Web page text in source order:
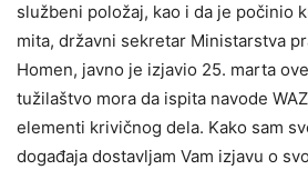
službeni položaj, kao i da je počinio
mita, državni sekretar Ministarstva
Homen, javno je izjavio 25. marta
tužilaštvo mora da ispita navode
elementi krivičnog dela. Kako sam
događaja dostavljam Vam izjavu o